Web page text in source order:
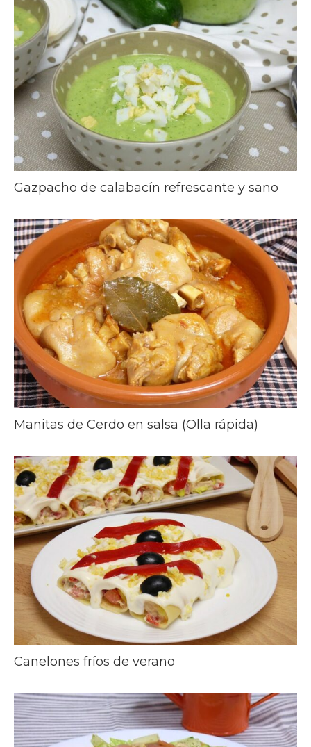
Gazpacho de calabacín refrescante y sano
Manitas de Cerdo en salsa (Olla rápida)
Canelones fríos de verano